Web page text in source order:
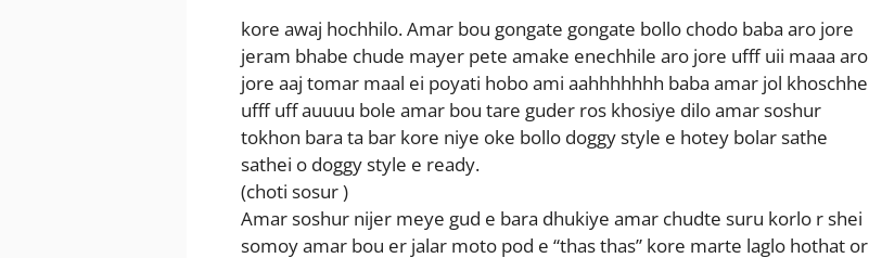
kore awaj hochhilo. Amar bou gongate gongate bollo chodo baba aro jore
jeram bhabe chude mayer pete amake enechhile aro jore ufff uii maaa aro
jore aaj tomar maal ei poyati hobo ami aahhhhhhh baba amar jol khoschhe
ufff uff auuuu bole amar bou tare guder ros khosiye dilo amar soshur
tokhon bara ta bar kore niye oke bollo doggy style e hotey bolar sathe
sathei o doggy style e ready.
(choti sosur )
Amar soshur nijer meye gud e bara dhukiye amar chudte suru korlo r shei
somoy amar bou er jalar moto pod e “thas thas” kore marte laglo hothat or